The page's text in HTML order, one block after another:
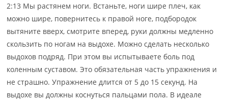
2:13 Мы растянем ноги. Встаньте, ноги шире плеч, как
можно шире, повернитесь к правой ноге, подбородок
вытяните вверх, смотрите вперед, руки должны медленно
скользить по ногам на выдохе. Можно сделать несколько
выдохов подряд. При этом вы испытываете боль под
коленным суставом. Это обязательная часть упражнения и
не страшно. Упражнение длится от 5 до 15 секунд. На
выдохе вы должны коснуться пальцами пола. В идеале